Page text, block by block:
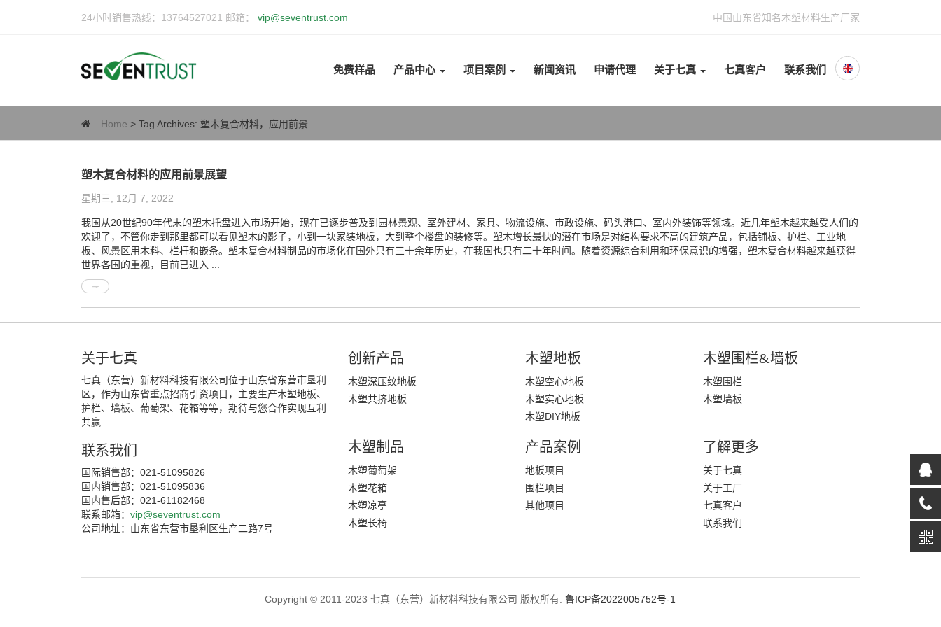
24小时销售热线：13764527021 邮箱： vip@seventrust.com 中国山东省知名木塑材料生产厂家
免费样品 产品中心 项目案例 新闻资讯 申请代理 关于七真 七真客户 联系我们
Home > Tag Archives: 塑木复合材料，应用前景
塑木复合材料的应用前景展望
星期三, 12月 7, 2022
我国从20世纪90年代末的塑木托盘进入市场开始，现在已逐步普及到园林景观、室外建材、家具、物流设施、市政设施、码头港口、室内外装饰等领域。近几年塑木越来越受人们的
欢迎了，不管你走到那里都可以看见塑木的影子，小到一块家装地板，大到整个楼盘的装修等。塑木增长最快的潜在市场是对结构要求不高的建筑产品，包括铺板、护栏、工业地
板、风景区用木料、栏杆和嵌条。塑木复合材料制品的市场化在国外只有三十余年历史，在我国也只有二十年时间。随着资源综合利用和环保意识的增强，塑木复合材料越来越获得
世界各国的重视，目前已进入 ...
关于七真
七真（东营）新材料科技有限公司位于山东省东营市垦利
区，作为山东省重点招商引资项目，主要生产木塑地板、
护栏、墙板、葡萄架、花箱等等，期待与您合作实现互利
共赢
联系我们
国际销售部：021-51095826
国内销售部：021-51095836
国内售后部：021-61182468
联系邮箱： vip@seventrust.com
公司地址：山东省东营市垦利区生产二路7号
创新产品
木塑深压纹地板
木塑共挤地板
木塑地板
木塑空心地板
木塑实心地板
木塑DIY地板
木塑围栏&墙板
木塑围栏
木塑墙板
木塑制品
木塑葡萄架
木塑花箱
木塑凉亭
木塑长椅
产品案例
地板项目
围栏项目
其他项目
了解更多
关于七真
关于工厂
七真客户
联系我们
Copyright © 2011-2023 七真（东营）新材料科技有限公司 版权所有.鲁ICP备2022005752号-1